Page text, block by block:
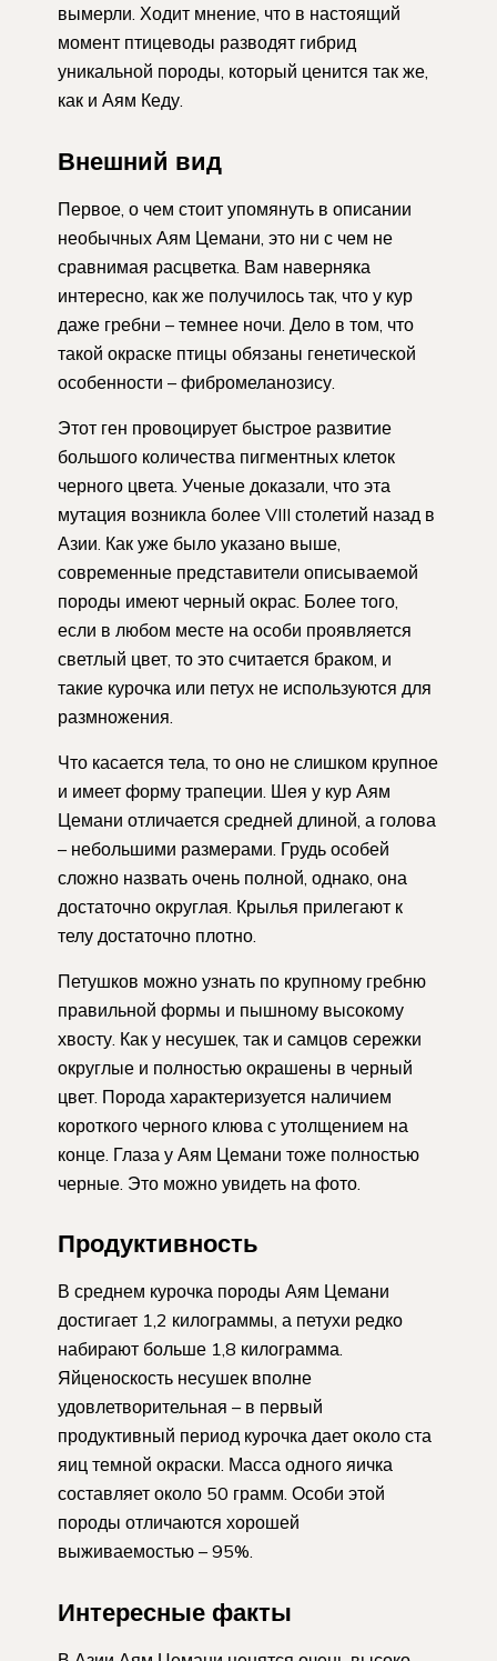
вымерли. Ходит мнение, что в настоящий
момент птицеводы разводят гибрид
уникальной породы, который ценится так же,
как и Аям Кеду.
Внешний вид
Первое, о чем стоит упомянуть в описании
необычных Аям Цемани, это ни с чем не
сравнимая расцветка. Вам наверняка
интересно, как же получилось так, что у кур
даже гребни – темнее ночи. Дело в том, что
такой окраске птицы обязаны генетической
особенности – фибромеланозису.
Этот ген провоцирует быстрое развитие
большого количества пигментных клеток
черного цвета. Ученые доказали, что эта
мутация возникла более VIII столетий назад в
Азии. Как уже было указано выше,
современные представители описываемой
породы имеют черный окрас. Более того,
если в любом месте на особи проявляется
светлый цвет, то это считается браком, и
такие курочка или петух не используются для
размножения.
Что касается тела, то оно не слишком крупное
и имеет форму трапеции. Шея у кур Аям
Цемани отличается средней длиной, а голова
– небольшими размерами. Грудь особей
сложно назвать очень полной, однако, она
достаточно округлая. Крылья прилегают к
телу достаточно плотно.
Петушков можно узнать по крупному гребню
правильной формы и пышному высокому
хвосту. Как у несушек, так и самцов сережки
округлые и полностью окрашены в черный
цвет. Порода характеризуется наличием
короткого черного клюва с утолщением на
конце. Глаза у Аям Цемани тоже полностью
черные. Это можно увидеть на фото.
Продуктивность
В среднем курочка породы Аям Цемани
достигает 1,2 килограммы, а петухи редко
набирают больше 1,8 килограмма.
Яйценоскость несушек вполне
удовлетворительная – в первый
продуктивный период курочка дает около ста
яиц темной окраски. Масса одного яичка
составляет около 50 грамм. Особи этой
породы отличаются хорошей
выживаемостью – 95%.
Интересные факты